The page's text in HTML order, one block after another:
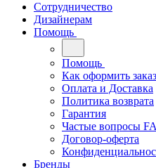
Сотрудничество
Дизайнерам
Помощь
Помощь
Как оформить
Оплата и Доставка
Политика возврата
Гарантия
Частые вопросы
Договор-оферта
Бренды